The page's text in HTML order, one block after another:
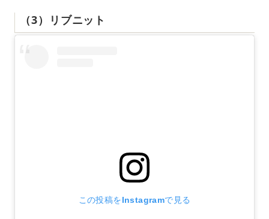
（3）リブニット
この投稿をInstagramで見る